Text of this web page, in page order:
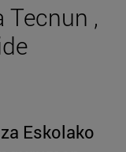
,
Eskolako